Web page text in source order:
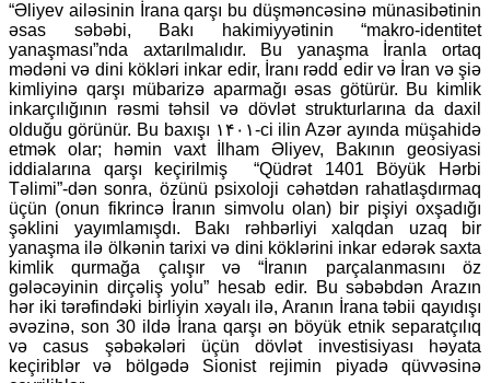
“Əliyev ailəsinin İrana qarşı bu düşməncəsinə münasibətinin
əsas səbəbi, Bakı hakimiyyətinin “makro-identitet
yanaşması”nda axtarılmalıdır. Bu yanaşma İranla ortaq
mədəni və dini kökləri inkar edir, İranı rədd edir və İran və şiə
kimliyinə qarşı mübarizə aparmağı əsas götürür. Bu kimlik
inkarçılığının rəsmi təhsil və dövlət strukturlarına da daxil
olduğu görünür. Bu baxışı ۱۴۰۱-ci ilin Azər ayında müşahidə
etmək olar; həmin vaxt İlham Əliyev, Bakının geosiyasi
iddialarına qarşı keçirilmiş “Qüdrət 1401 Böyük Hərbi
Təlimi”-dən sonra, özünü psixoloji cəhətdən rahatlaşdırmaq
üçün (onun fikrincə İranın simvolu olan) bir pişiyi oxşadığı
şəklini yayımlamışdı. Bakı rəhbərliyi xalqdan uzaq bir
yanaşma ilə ölkənin tarixi və dini köklərini inkar edərək saxta
kimlik qurmağa çalışır və “İranın parçalanmasını öz
gələcəyinin dirçəliş yolu” hesab edir. Bu səbəbdən Arazın
hər iki tərəfindəki birliyin xəyalı ilə, Aranın İrana təbii qayıdışı
əvəzinə, son 30 ildə İrana qarşı ən böyük etnik separatçılıq
və casus şəbəkələri üçün dövlət investisiyası həyata
keçiriblər və bölgədə Sionist rejimin piyadə qüvvəsinə